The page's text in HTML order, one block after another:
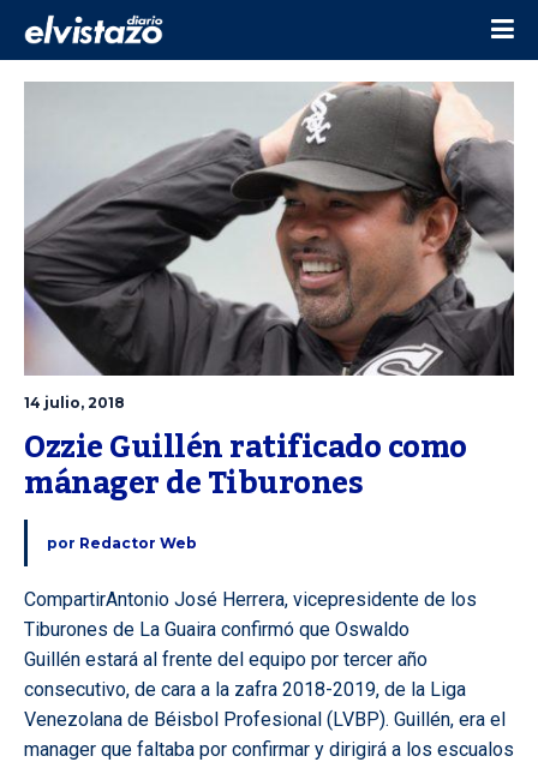
14 julio, 2018
Ozzie Guillén ratificado como
mánager de Tiburones
por Redactor Web
CompartirAntonio José Herrera, vicepresidente de los
Tiburones de La Guaira confirmó que Oswaldo
Guillén estará al frente del equipo por tercer año
consecutivo, de cara a la zafra 2018-2019, de la Liga
Venezolana de Béisbol Profesional (LVBP). Guillén, era el
manager que faltaba por confirmar y dirigirá a los escualos